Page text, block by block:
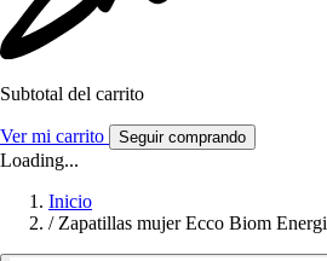
Subtotal del carrito
Ver mi carrito Seguir comprando
Loading...
Inicio
/ Zapatillas mujer Ecco Biom Energi